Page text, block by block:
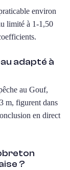
environ
limité à 1-1,50
adapté à
au Gouf,
m, figurent dans
en direct
?